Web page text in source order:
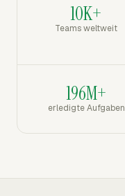
10K+
Teams weltweit
196M+
erledigte Aufgaben